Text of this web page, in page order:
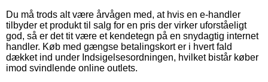
Du må trods alt være årvågen med, at hvis en e-handler
tilbyder et produkt til salg for en pris der virker uforståeligt
god, så er det tit være et kendetegn på en snydagtig internet
handler. Køb med gængse betalingskort er i hvert fald
dækket ind under Indsigelsesordningen, hvilket bistår køber
imod svindlende online outlets.